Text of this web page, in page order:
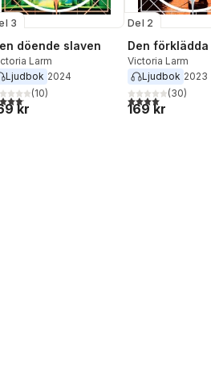
3
döende slaven
Larm
Ljudbok 2024
utav 5 stjärnor. Totalt antal röster:
(10)
kr
Del 2
Den förklädda
Victoria Larm
Ljudbok 2023
4,0utav 5(30)
169 kr